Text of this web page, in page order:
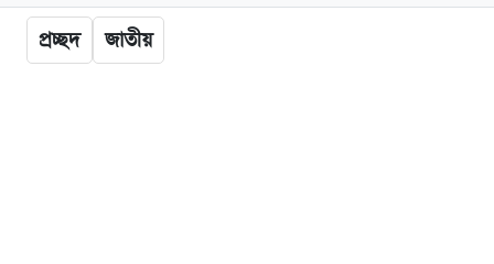
প্রচ্ছদ জাতীয়